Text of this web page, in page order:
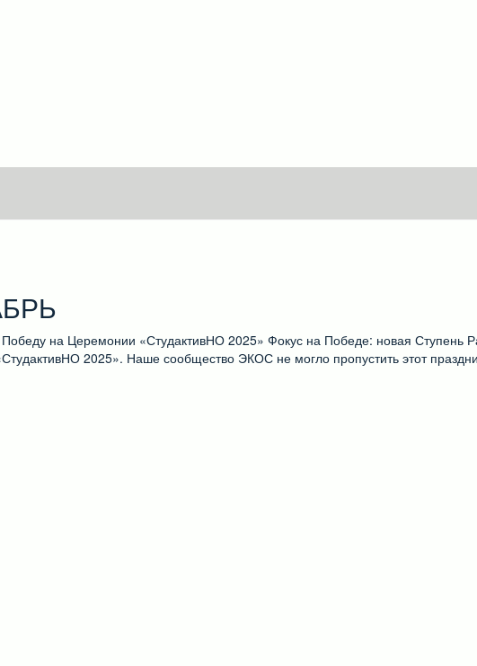
на Церемонии «СтудактивНО 2025» Фокус на Победе: новая Ступень
2025». Наше сообщество ЭКОС не могло пропустить этот